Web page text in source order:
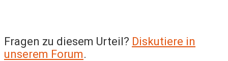
Fragen zu diesem Urteil? Diskutiere in
unserem Forum.